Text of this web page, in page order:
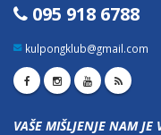
095 918 6788
kulpongklub@gmail.com
VAŠE MIŠLJENJE NAM JE